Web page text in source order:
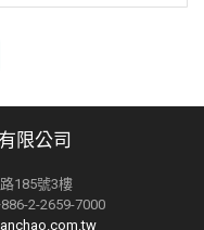
限公司
185號3樓
2-2659-7000